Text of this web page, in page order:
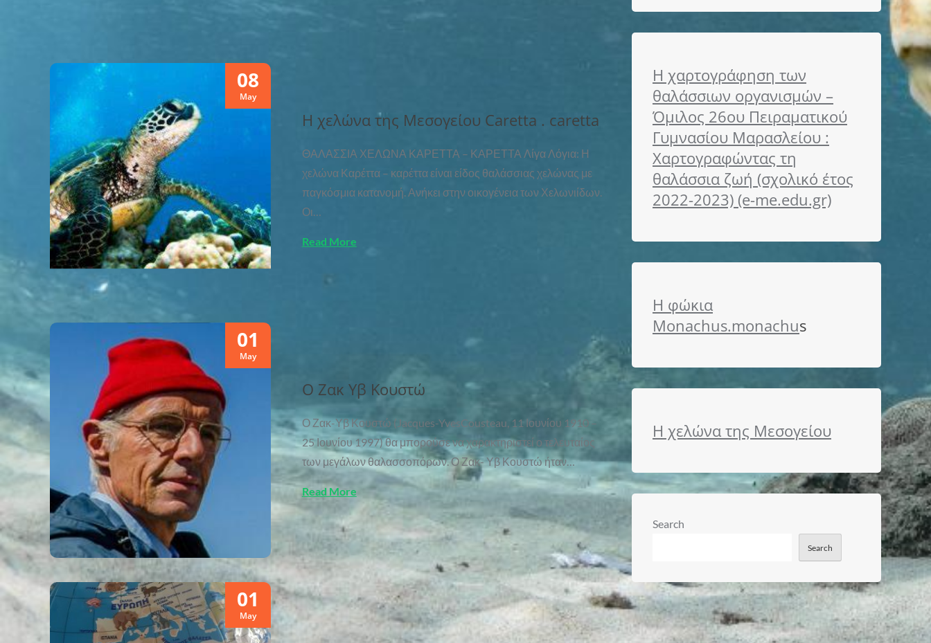
08
May
Η χελώνα της Μεσογείου Caretta . caretta
ΘΑΛΑΣΣΙΑ ΧΕΛΩΝΑ ΚΑΡΕΤΤΑ – ΚΑΡΕΤΤΑ Λίγα Λόγια: Η
χελώνα Καρέττα – καρέττα είναι είδος θαλάσσιας χελώνας με
παγκόσμια κατανομή. Ανήκει στην οικογένεια των Χελωνιίδων.
Οι…
Read More
01
May
Ο Ζακ Υβ Κουστώ
Ο Ζακ-Υβ Κουστώ (Jacques-YvesCousteau, 11 Ιουνίου 1910 –
25 Ιουνίου 1997) θα μπορούσε να χαρακτηριστεί ο τελευταίος
των μεγάλων θαλασσοπόρων. Ο Ζακ- Υβ Κουστώ ήταν…
Read More
01
May
Η χαρτογράφηση των
θαλάσσιων οργανισμών –
Όμιλος 26ου Πειραματικού
Γυμνασίου Μαρασλείου :
Χαρτογραφώντας τη
θαλάσσια ζωή (σχολικό έτος
2022-2023) (e-me.edu.gr)
Η φώκια
Monachus.monachus
Η χελώνα της Μεσογείου
Search
Search